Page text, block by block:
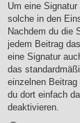
Um eine
solche in den
Nachdem du die
jedem Beitrag
eine Signatur
das
einzelnen
du dort einfach
deaktivieren.